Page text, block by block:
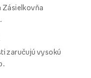
Zásielkovňa
zaručujú vysokú